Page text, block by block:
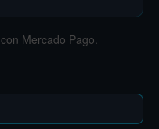
con Mercado Pago.